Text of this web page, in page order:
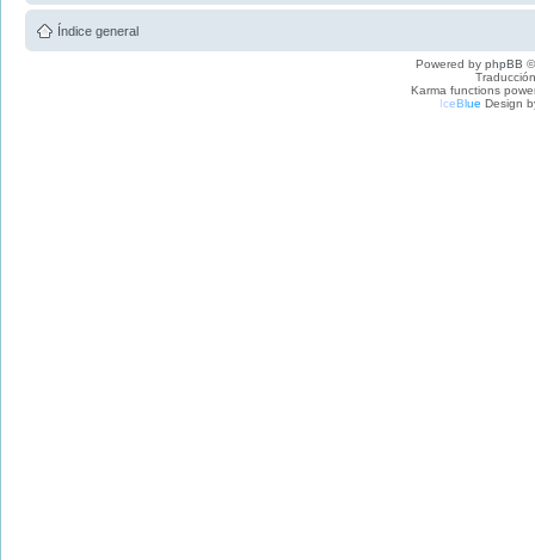
Índice general
Powered by phpBB
Karma functions
IceBlue Design